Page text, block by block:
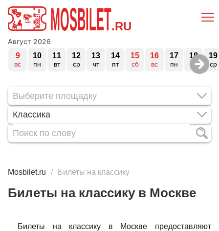
MOSBILET.RU
Август 2026
9
вс
10
пн
11
вт
12
ср
13
чт
14
пт
15
сб
16
вс
17
пн
18
вт
19
ср
Классика
Mosbilet.ru Билеты на классику
Билеты на классику в Москве
Билеты на классику в Москве предоставляют